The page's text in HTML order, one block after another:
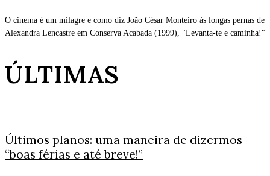
O cinema é um milagre e como diz João César Monteiro às longas pernas de
Alexandra Lencastre em Conserva Acabada (1999), "Levanta-te e caminha!"
ÚLTIMAS
Últimos planos: uma maneira de dizermos
“boas férias e até breve!”